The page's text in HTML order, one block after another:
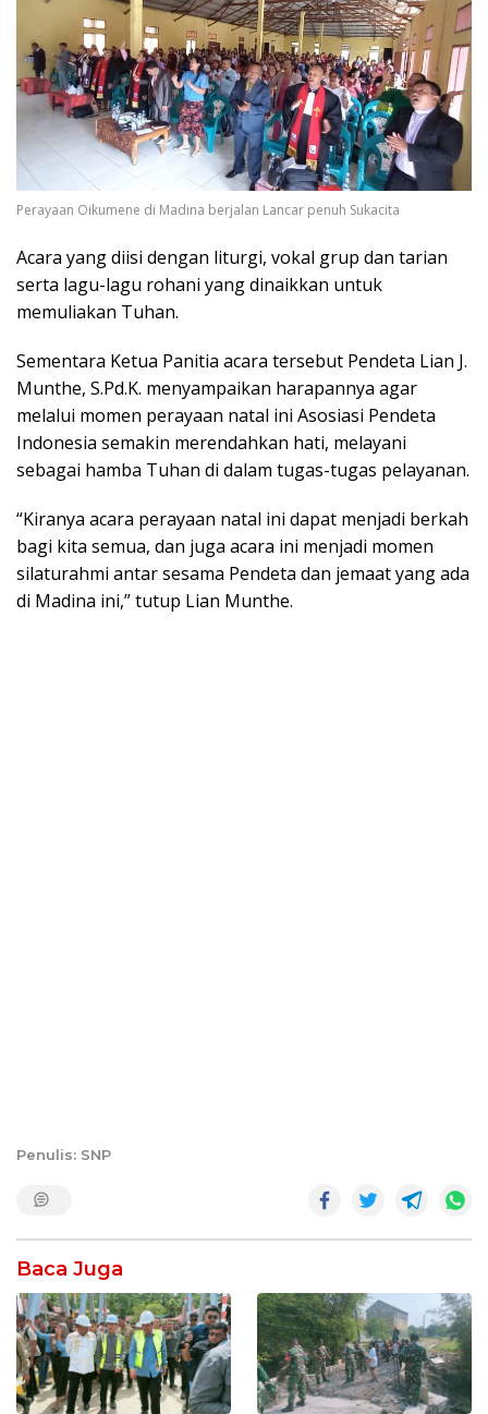
Perayaan Oikumene di Madina berjalan Lancar penuh Sukacita
Acara yang diisi dengan liturgi, vokal grup dan tarian
serta lagu-lagu rohani yang dinaikkan untuk
memuliakan Tuhan.
Sementara Ketua Panitia acara tersebut Pendeta Lian J.
Munthe, S.Pd.K. menyampaikan harapannya agar
melalui momen perayaan natal ini Asosiasi Pendeta
Indonesia semakin merendahkan hati, melayani
sebagai hamba Tuhan di dalam tugas-tugas pelayanan.
“Kiranya acara perayaan natal ini dapat menjadi berkah
bagi kita semua, dan juga acara ini menjadi momen
silaturahmi antar sesama Pendeta dan jemaat yang ada
di Madina ini,” tutup Lian Munthe.
Penulis: SNP
Baca Juga